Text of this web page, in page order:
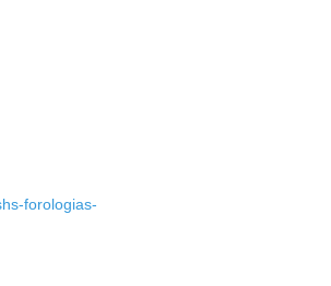
forologias-